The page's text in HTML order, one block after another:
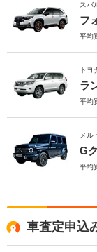
スバ
フ
平均
トヨ
ラ
平均
メル
G
平均
車査定申込